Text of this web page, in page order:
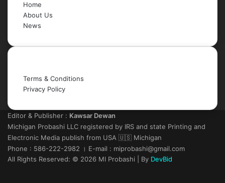
Home
About Us
News
Terms & Conditions
Privacy Policy
Editor & Publisher : Kawsar Dewan
Michigan Probashi LLC registered by IRS and state Printing and
Electronic Media publish from USA 🇺🇸 Michigan
Phone : 586-222-2982 । E-mail : miprobashi@gmail.com
All Rights Reserved: © 2026 MI Probashi | By DevBid